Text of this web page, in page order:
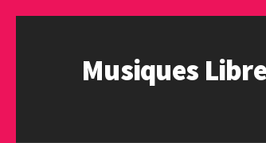
Musiques